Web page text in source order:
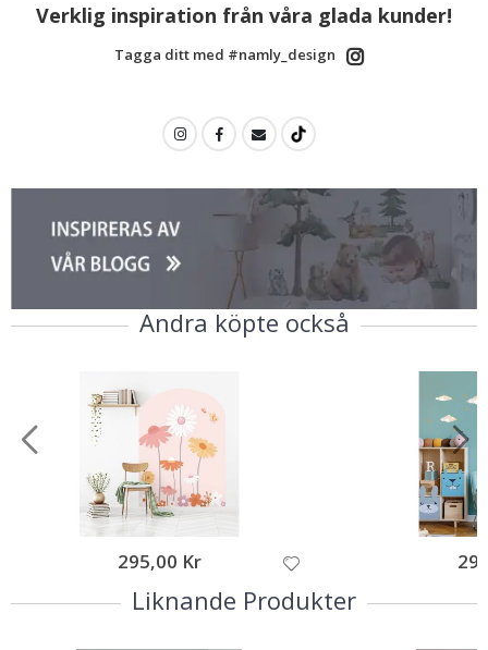
Verklig inspiration från våra glada kunder!
Tagga ditt med #namly_design
Andra köpte också
295,00 Kr
Liknande Produkter